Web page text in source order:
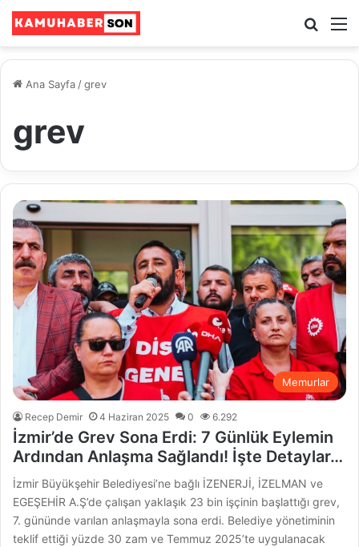
Ara
Ana Sayfa /grev
grev
Memurlar
Recep Demir 4 Haziran 2025 0 6.292
İzmir’de Grev Sona Erdi: 7 Günlük Eylemin
Ardından Anlaşma Sağlandı! İşte Detaylar…
İzmir Büyükşehir Belediyesi’ne bağlı İZENERJİ, İZELMAN ve
EGEŞEHİR A.Ş’de çalışan yaklaşık 23 bin işçinin başlattığı grev,
7. gününde varılan anlaşmayla sona erdi. Belediye yönetiminin
teklif ettiği yüzde 30 zam ve Temmuz 2025’te uygulanacak